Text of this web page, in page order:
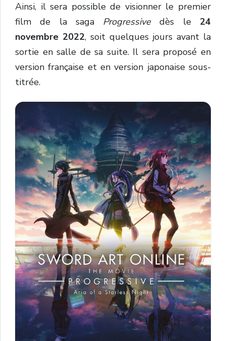
Ainsi, il sera possible de visionner le premier
film de la saga Progressivedès le 24
novembre 2022, soit quelques jours avant la
sortie en salle de sa suite. Il sera proposé en
version française et en version japonaise sous-
titrée.